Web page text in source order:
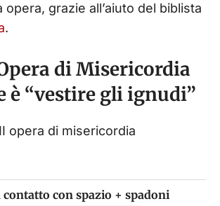
grazie all’aiuto del biblista
.
di Misericordia
è “vestire gli ignudi”
contatto con spazio + spadoni